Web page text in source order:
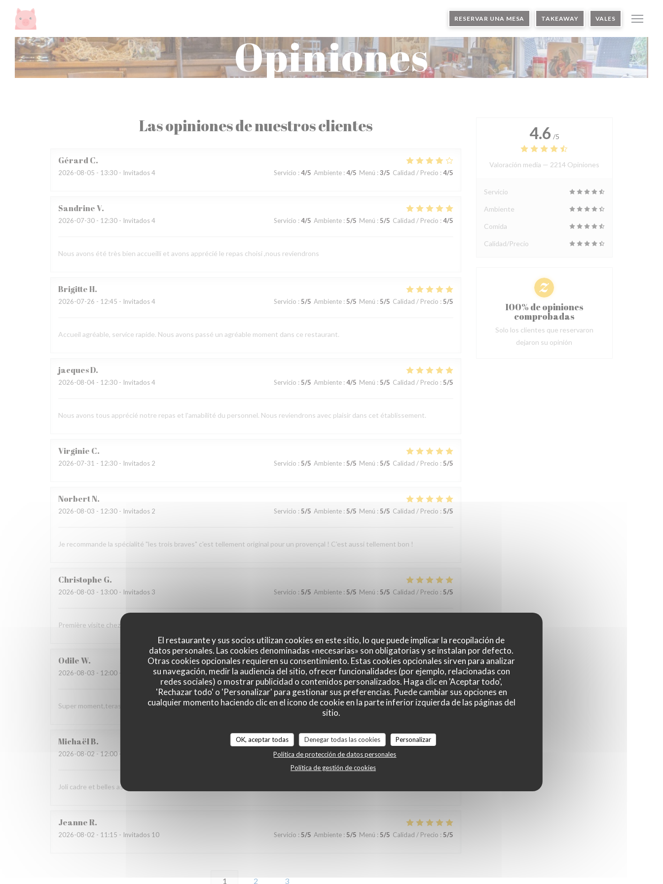
Personalización de sus opciones de cookies
El restaurante y sus socios utilizan cookies en este sitio, lo que puede implicar la recopilación de
datos personales. Las cookies denominadas «necesarias» son obligatorias y se instalan por defecto.
Otras cookies opcionales requieren su consentimiento. Estas cookies opcionales sirven para analizar
su navegación, medir la audiencia del sitio, ofrecer funcionalidades (por ejemplo, relacionadas con
redes sociales) o mostrar publicidad o contenidos personalizados. Haga clic en 'Aceptar todo',
'Rechazar todo' o 'Personalizar' para gestionar sus preferencias. Puede cambiar sus opciones en
cualquier momento haciendo clic en el icono de cookie en la parte inferior izquierda de las páginas del
sitio.
OK, aceptar todas Denegar todas las cookies
Personalizar
Política de protección de datos personales
Política de gestión de cookies
RESERVAR UNA MESA TAKEAWAY VALES
Opiniones
Las opiniones de nuestros clientes
GérardC
2026-08-05 - 13:30 - Invitados 4 Servicio : 4/5 Ambiente: 4/5 Menú : 3/5 Calidad / Precio : 4/5
SandrineV
2026-07-30 - 12:30 - Invitados 4 Servicio : 4/5 Ambiente: 5/5 Menú : 5/5 Calidad / Precio : 4/5
Nous avons été très bien accueilli et avons apprécié le repas choisi ,nous reviendrons
BrigitteH
2026-07-26 - 12:45 - Invitados 4 Servicio : 5/5 Ambiente: 5/5 Menú : 5/5 Calidad / Precio : 5/5
Accueil agréable, service rapide. Nous avons passé un agréable moment dans ce restaurant.
jacquesD
2026-08-04 - 12:30 - Invitados 4 Servicio : 5/5 Ambiente: 4/5 Menú : 5/5 Calidad / Precio : 5/5
Nous avons tous apprécié notre repas et l'amabilité du personnel. Nous reviendrons avec plaisir dans cet établissement.
Virginie C
2026-07-31 - 12:30 - Invitados 2 Servicio : 5/5 Ambiente: 5/5 Menú : 5/5 Calidad / Precio : 5/5
NorbertN
2026-08-03 - 12:30 - Invitados 2 Servicio : 5/5 Ambiente: 5/5 Menú : 5/5 Calidad / Precio : 5/5
Je recommande la spécialité "les trois braves" c'est tellement original pour un provençal ! C'est aussi tellement bon !
Christophe G
2026-08-03 - 13:00 - Invitados 3 Servicio : 5/5 Ambiente: 5/5 Menú : 5/5 Calidad / Precio : 5/5
Première visite chez vous Nous avons tout apprécié Nous reviendrons une prochaine fois.
OdileW
2026-08-03 - 12:00 - Invitados 3 Servicio: 5/5 Ambiente: 5/5 Menú: 5/5 Calidad / Precio:5 /5
Super moment,terasse très agréable et spécialités régionales savoureuses. Dessert maison excellent 👍
MichaëlB
2026-08-02 - 12:00 - Invitados 7 Servicio:4/5 Ambiente: 3/5 Menú:5/5 Calidad / Precio
Joli cadre et belles assiettes
JeanneR
2026-08-02 - 11:15 - Invitados 10 Servicio : 5/5 Ambiente: 5/5 Menú : 5/5 Calidad / Precio : 5/5
1 2 3
4.6 /5
Valoración media — 2214 Opiniones
Servicio
Ambiente
Comida
Calidad/Precio
100% de opiniones
comprobadas
Solo los clientes que reservaron
dejaron su opinión